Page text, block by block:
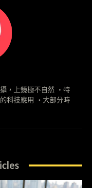
，上鏡極不自然 ・特
科技應用 ・大部分時